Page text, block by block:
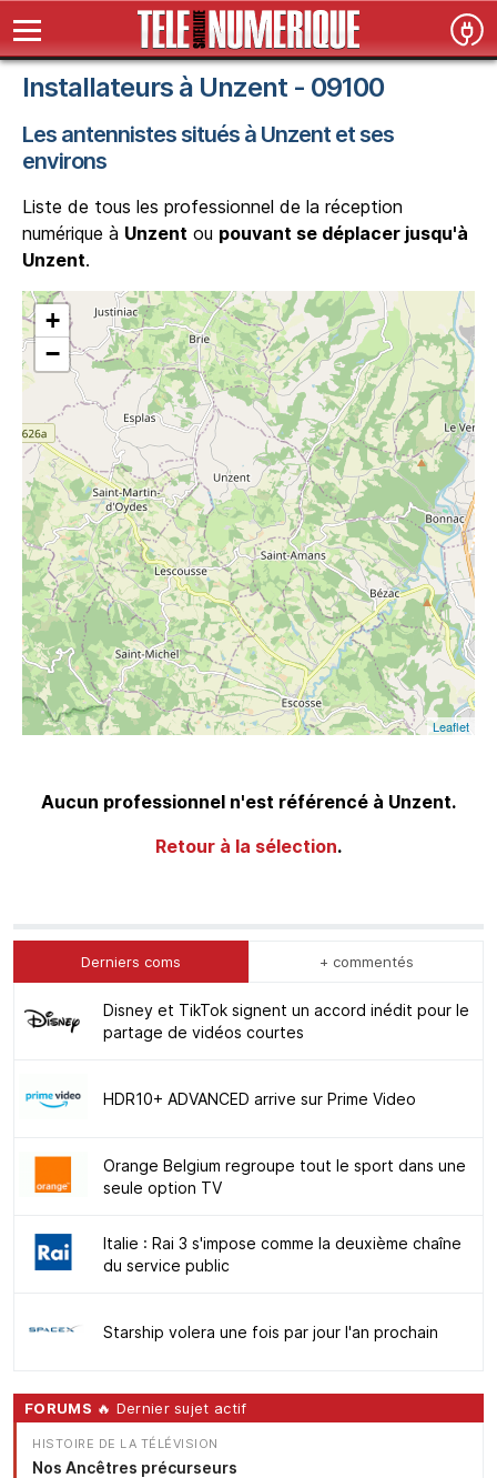
Installateurs à Unzent - 09100
Les antennistes situés à Unzent et ses
environs
Liste de tous les professionnel de la réception
numérique à Unzent ou pouvant se déplacer jusqu'à
Unzent.
+
−
Leaflet
Aucun professionnel n'est référencé à Unzent.
Retour à la sélection.
Derniers coms + commentés
Disney et TikTok signent un accord inédit pour le
partage de vidéos courtes
HDR10+ ADVANCED arrive sur Prime Video
Orange Belgium regroupe tout le sport dans une
seule option TV
Italie : Rai 3 s'impose comme la deuxième chaîne
du service public
Starship volera une fois par jour l'an prochain
FORUMS 🔥 Dernier sujet actif
HISTOIRE DE LA TÉLÉVISION
Nos Ancêtres précurseurs